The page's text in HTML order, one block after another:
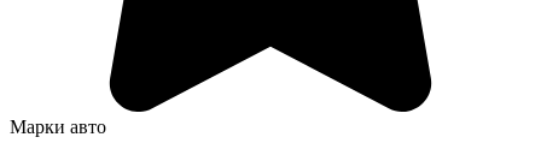
Марки авто